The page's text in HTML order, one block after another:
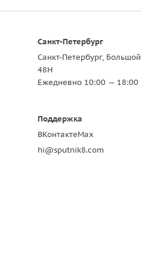
Санкт-Петербург
Санкт-Петербург,
48Н
Ежедневно 10:00 — 18:00
Поддержка
ВКонтактеMax
hi@sputnik8.com